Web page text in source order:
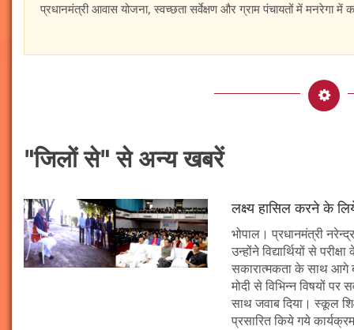
प्रधानमंत्री आवास योजना, स्वच्छता सर्वेक्षण और ग्राम पंचायतों में मनरेगा में
"जिलों से" से अन्य खबरें
लक्ष्य हासिल करने के
भोपाल। प्रधानमंत्री नरेन्द्र
उन्होंने विद्यार्थियों से
सकारात्मकता के साथ आगे
मोदी से विभिन्न विषयों
साथ जवाब दिया। स्कूल
प्रसारित किये गये